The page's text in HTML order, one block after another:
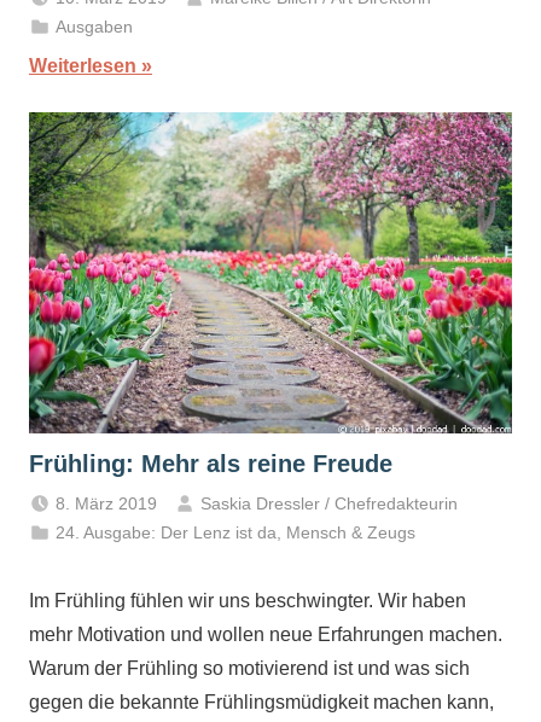
Ausgaben
Weiterlesen
Frühling: Mehr als reine Freude
8. März 2019
Saskia Dressler / Chefredakteurin
24. Ausgabe: Der Lenz ist da, Mensch & Zeugs
Im Frühling fühlen wir uns beschwingter. Wir haben
mehr Motivation und wollen neue Erfahrungen machen.
Warum der Frühling so motivierend ist und was sich
gegen die bekannte Frühlingsmüdigkeit machen kann,